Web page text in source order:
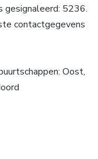
gesignaleerd: 5236.
contactgegevens
Oost,